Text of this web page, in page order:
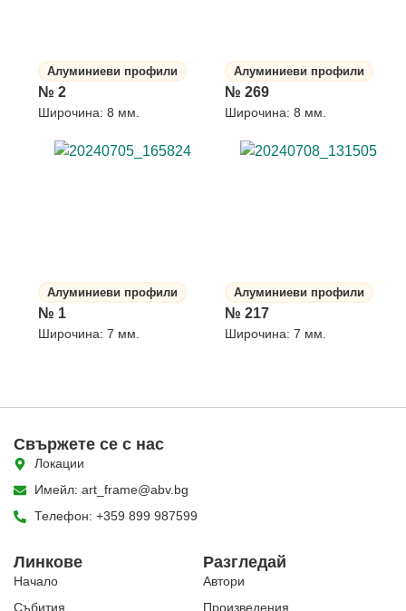
Алуминиеви профили
№ 2
Широчина: 8 мм.
Алуминиеви профили
№ 269
Широчина: 8 мм.
Алуминиеви профили
№ 1
Широчина: 7 мм.
Алуминиеви профили
№ 217
Широчина: 7 мм.
Разгледай
Автори
Произведения
Линкове
Начало
Събития
Свържете се с нас
Локации
Имейл: art_frame@abv.bg
Телефон: +359 899 987599